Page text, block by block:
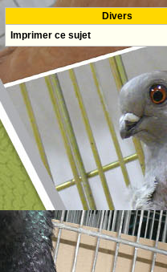
Divers
Imprimer ce sujet